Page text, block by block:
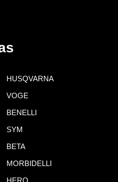
HUSQVARNA
VOGE
BENELLI
SYM
BETA
MORBIDELLI